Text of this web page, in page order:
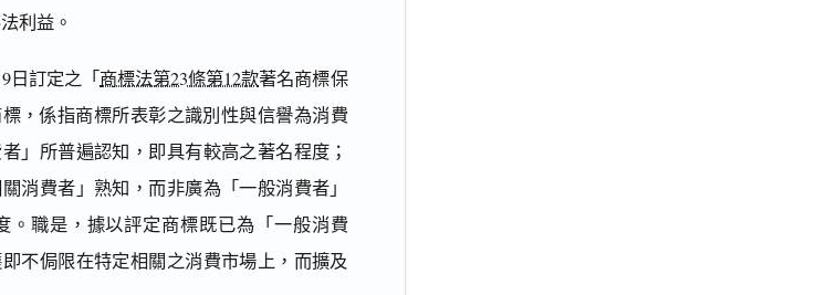
利益。
日訂定之「商標法第23條第12款著名商標保
，係指商標所表彰之識別性與信譽為消費
」所普遍認知，即具有較高之著名程度；
消費者」熟知，而非廣為「一般消費者」
。職是，據以評定商標既已為「一般消費
不侷限在特定相關之消費市場上，而擴及